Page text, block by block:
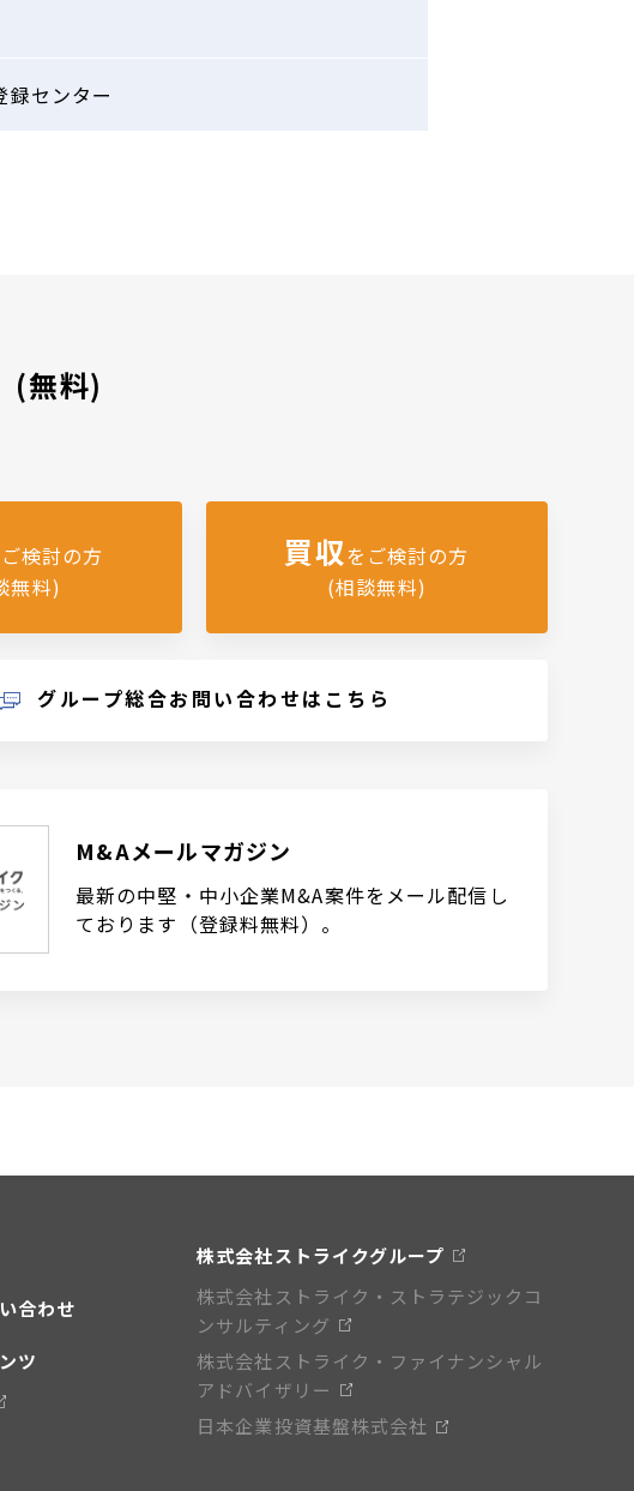
録センター
(無料)
検討の方
無料)
買収をご検討の方
(相談無料)
グループ総合お問い合わせはこちら
M&Aメールマガジン
最新の中堅・中小企業M&A案件をメール配信し
ております（登録料無料）。
合わせ
ツ
株式会社ストライクグループ
株式会社ストライク・ストラテジックコ
ンサルティング
株式会社ストライク・ファイナンシャル
アドバイザリー
日本企業投資基盤株式会社